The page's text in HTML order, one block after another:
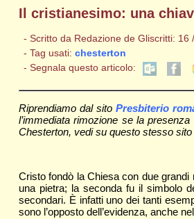
Il cristianesimo: una
- Scritto da Redazione de Gliscritti: 16
- Tag usati: chesterton
- Segnala questo articolo:
Riprendiamo dal sito Presbiterio
l’immediata rimozione se la
Chesterton, vedi su questo stesso
Cristo fondò la Chiesa con due
una pietra; la seconda fu il simbolo
secondari. È infatti uno dei tanti
sono l’opposto dell’evidenza, anche